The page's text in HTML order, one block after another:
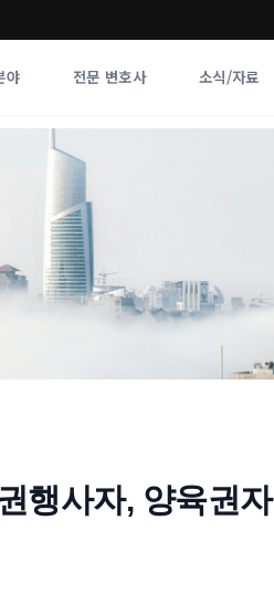
야 전문 변호사 소식/자료
행사자, 양육권